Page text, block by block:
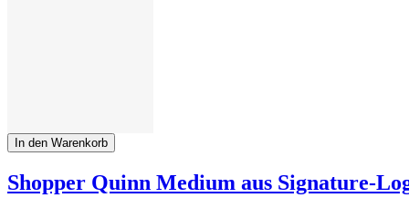
In den Warenkorb
Shopper Quinn Medium aus Signature-